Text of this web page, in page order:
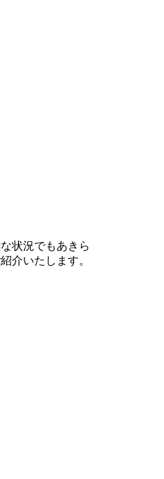
状況でもあきら
介いたします。